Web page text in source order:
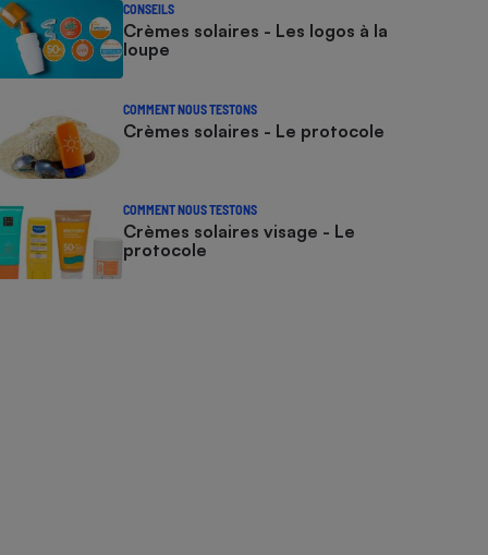
CONSEILS
Crèmes solaires - Les logos à la
loupe
COMMENT NOUS TESTONS
Crèmes solaires - Le protocole
COMMENT NOUS TESTONS
Crèmes solaires visage - Le
protocole